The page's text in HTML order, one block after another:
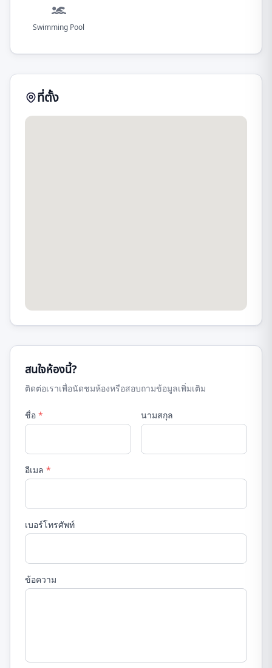
Swimming Pool
ที่ตั้ง
สนใจห้องนี้?
ติดต่อเราเพื่อนัดชมห้องหรือสอบถามข้อมูลเพิ่มเติม
ชื่อ * นามสกุล
อีเมล *
เบอร์โทรศัพท์
ข้อความ